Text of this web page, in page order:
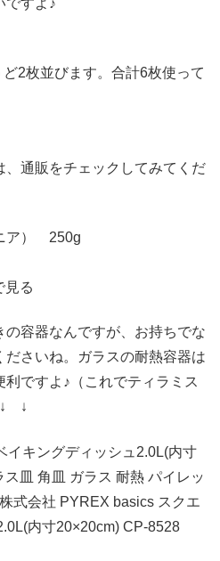
ですよ♪
2枚並びます。合計6枚使って
、通販をチェックしてみてくだ
ア） 250g
見る
容器なんですが、お持ちでな
さいね。ガラスの耐熱容器は
ですよ♪（これでティラミス
↓ ↓
イキングディッシュ2.0L(内寸
皿 角皿 ガラス 耐熱 パイレッ
式会社 PYREX basics スクエ
内寸20×20cm) CP-8528